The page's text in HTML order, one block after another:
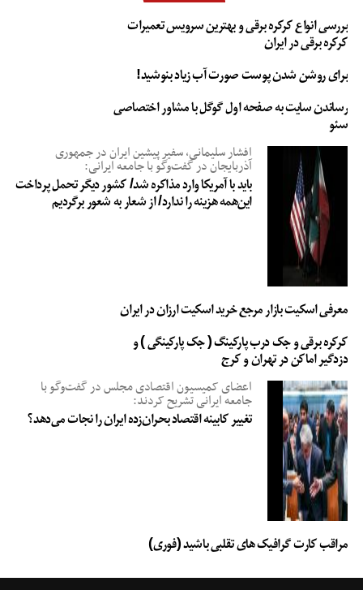
بررسی انواع کرکره برقی و بهترین سرویس تعمیرات
کرکره برقی در ایران
برای روشن شدن پوست صورت آب زیاد بنوشید!
رساندن سایت به صفحه اول گوگل با مشاور اختصاصی
سئو
افشار سلیمانی، سفیر پیشین ایران در جمهوری
آذربایجان در گفت‌وگو با جامعه ایرانی:
باید با آمریکا وارد مذاکره شد/ کشور دیگر تحمل پرداخت
این‌همه هزینه را ندارد/ از شعار به شعور برگردیم
معرفی اسکیت بازار مرجع خرید اسکیت ارزان در ایران
کرکره برقی و جک درب پارکینگ ( جک پارکینگی ) و
دزدگیر اماکن در تهران و کرج
اعضای کمیسیون اقتصادی مجلس در گفت‌وگو با
جامعه ایرانی تشریح کردند:
تغییر کابینه اقتصاد بحران‌زده ایران را نجات می‌دهد؟
مراقب کارت گرافیک های تقلبی باشید (فوری)